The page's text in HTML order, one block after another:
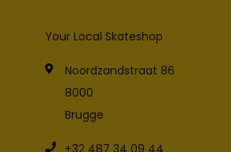
Your Local Skateshop
Noordzandstraat 86
8000
Brugge
+32 487 34 09 44